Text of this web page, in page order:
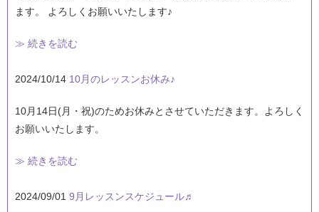
ます。 よろしくお願いいたします♪
≫ 続きを読む
2024/10/14 10月のレッスンお休み♪
10月14日(月・祝)のためお休みとさせていただきます。よろしく
お願いいたします。
≫ 続きを読む
2024/09/01 9月レッスンスケジュール♬